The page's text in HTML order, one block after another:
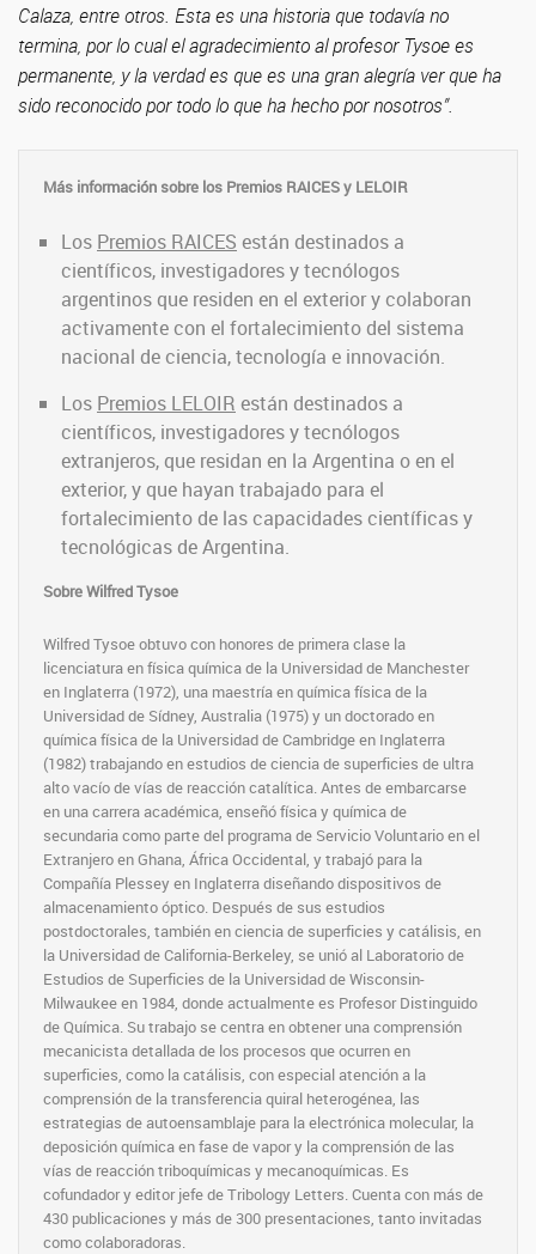
Calaza, entre otros. Esta es una historia que todavía no
termina, por lo cual el agradecimiento al profesor Tysoe es
permanente, y la verdad es que es una gran alegría ver que ha
sido reconocido por todo lo que ha hecho por nosotros”.
Más información sobre los Premios RAICES y LELOIR
Los Premios RAICES están destinados a
científicos, investigadores y tecnólogos
argentinos que residen en el exterior y colaboran
activamente con el fortalecimiento del sistema
nacional de ciencia, tecnología e innovación.
Los Premios LELOIR están destinados a
científicos, investigadores y tecnólogos
extranjeros, que residan en la Argentina o en el
exterior, y que hayan trabajado para el
fortalecimiento de las capacidades científicas y
tecnológicas de Argentina.
Sobre Wilfred Tysoe
Wilfred Tysoe obtuvo con honores de primera clase la
licenciatura en física química de la Universidad de Manchester
en Inglaterra (1972), una maestría en química física de la
Universidad de Sídney, Australia (1975) y un doctorado en
química física de la Universidad de Cambridge en Inglaterra
(1982) trabajando en estudios de ciencia de superficies de ultra
alto vacío de vías de reacción catalítica. Antes de embarcarse
en una carrera académica, enseñó física y química de
secundaria como parte del programa de Servicio Voluntario en el
Extranjero en Ghana, África Occidental, y trabajó para la
Compañía Plessey en Inglaterra diseñando dispositivos de
almacenamiento óptico. Después de sus estudios
postdoctorales, también en ciencia de superficies y catálisis, en
la Universidad de California-Berkeley, se unió al Laboratorio de
Estudios de Superficies de la Universidad de Wisconsin-
Milwaukee en 1984, donde actualmente es Profesor Distinguido
de Química. Su trabajo se centra en obtener una comprensión
mecanicista detallada de los procesos que ocurren en
superficies, como la catálisis, con especial atención a la
comprensión de la transferencia quiral heterogénea, las
estrategias de autoensamblaje para la electrónica molecular, la
deposición química en fase de vapor y la comprensión de las
vías de reacción triboquímicas y mecanoquímicas. Es
cofundador y editor jefe de Tribology Letters. Cuenta con más de
430 publicaciones y más de 300 presentaciones, tanto invitadas
como colaboradoras.